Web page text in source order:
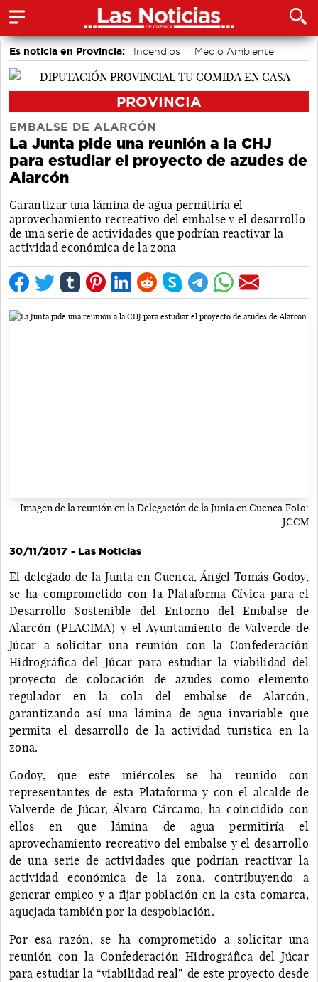
Es noticia en Provincia: Incendios Medio Ambiente
PROVINCIA
EMBALSE DE ALARCÓN
La Junta pide una reunión a la CHJ
para estudiar el proyecto de azudes de
Alarcón
Garantizar una lámina de agua permitiría el
aprovechamiento recreativo del embalse y el desarrollo
de una serie de actividades que podrían reactivar la
actividad económica de la zona
Imagen de la reunión en la Delegación de la Junta en Cuenca.Foto:
JCCM
30/11/2017 - Las Noticias
El delegado de la Junta en Cuenca, Ángel Tomás Godoy,
se ha comprometido con la Plataforma Cívica para el
Desarrollo Sostenible del Entorno del Embalse de
Alarcón (PLACIMA) y el Ayuntamiento de Valverde de
Júcar a solicitar una reunión con la Confederación
Hidrográfica del Júcar para estudiar la viabilidad del
proyecto de colocación de azudes como elemento
regulador en la cola del embalse de Alarcón,
garantizando así una lámina de agua invariable que
permita el desarrollo de la actividad turística en la
zona.
Godoy, que este miércoles se ha reunido con
representantes de esta Plataforma y con el alcalde de
Valverde de Júcar, Álvaro Cárcamo, ha coincidido con
ellos en que lámina de agua permitiría el
aprovechamiento recreativo del embalse y el desarrollo
de una serie de actividades que podrían reactivar la
actividad económica de la zona, contribuyendo a
generar empleo y a fijar población en la esta comarca,
aquejada también por la despoblación.
Por esa razón, se ha comprometido a solicitar una
reunión con la Confederación Hidrográfica del Júcar
para estudiar la “viabilidad real” de este proyecto desde